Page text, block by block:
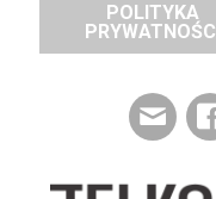
POLITYKA
PRYWATNOŚCI